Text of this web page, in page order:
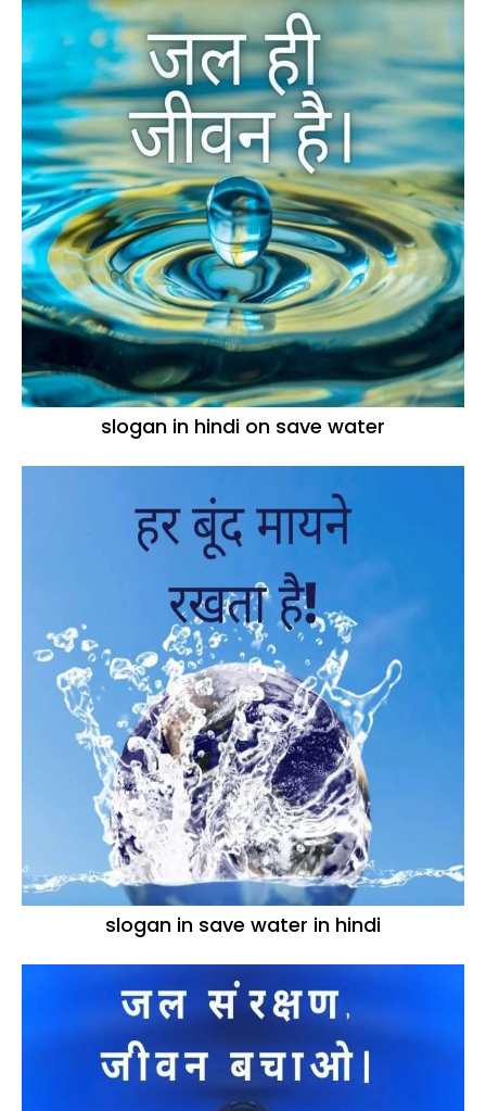
slogan in hindi on save water
slogan in save water in hindi